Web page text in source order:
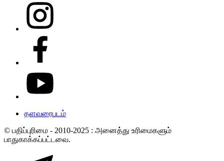
தளவரைபடம்
© பதிப்புரிமை - 2010-2025 : அனைத்து உரிமைகளும்
பாதுகாக்கப்பட்டவை.